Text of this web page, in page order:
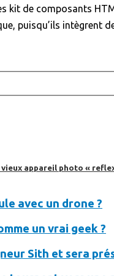
appareil photo «
kit de composants
puisqu’ils intègrent
avec un drone ?
un vrai geek ?
Sith et sera